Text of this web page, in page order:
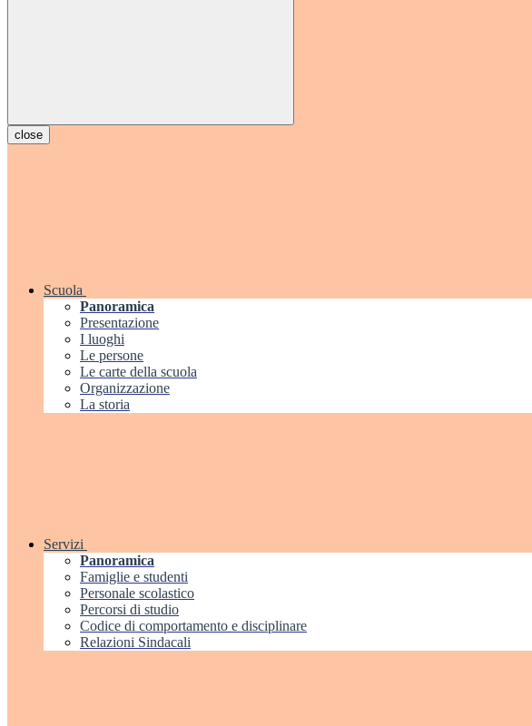
close
Scuola
Panoramica
Presentazione
I luoghi
Le persone
Le carte della scuola
Organizzazione
La storia
Servizi
Panoramica
Famiglie e studenti
Personale scolastico
Percorsi di studio
Codice di comportamento e disciplinare
Relazioni Sindacali